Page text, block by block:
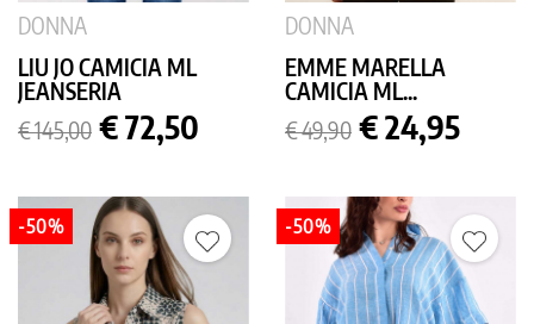
DONNA
LIU JO CAMICIA ML
JEANSERIA
Prezzo
base
€ 145,00 Prezzo
€ 72,50
DONNA
EMME MARELLA
CAMICIA ML...
Prezzo
base
€ 49,90 Prezzo
€ 24,95
-50% -50%